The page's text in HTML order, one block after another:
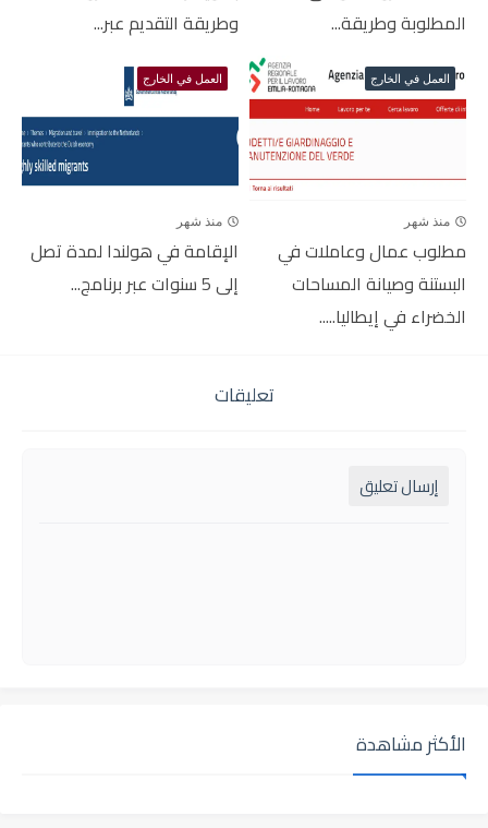
المطلوبة وطريقة...
وطريقة التقديم عبر...
العمل في الخارج
منذ شهر
مطلوب عمال وعاملات في
البستنة وصيانة المساحات
الخضراء في إيطاليا.....
العمل في الخارج
منذ شهر
الإقامة في هولندا لمدة تصل
إلى 5 سنوات عبر برنامج...
تعليقات
إرسال تعليق
الأكثر مشاهدة